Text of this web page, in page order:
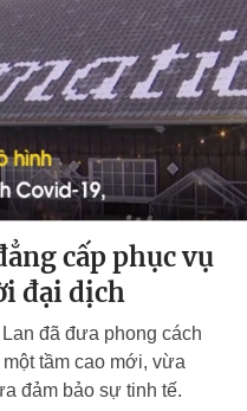
cấp phục vụ
đại dịch
đã đưa phong cách
tầm cao mới, vừa
đảm bảo sự tinh tế.